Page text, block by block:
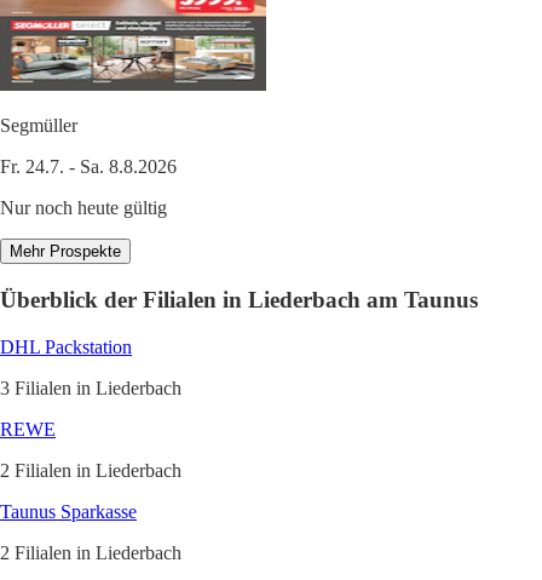
Segmüller
Fr. 24.7. - Sa. 8.8.2026
Nur noch heute gültig
Mehr Prospekte
Überblick der Filialen in Liederbach am Taunus
DHL Packstation
3 Filialen in Liederbach
REWE
2 Filialen in Liederbach
Taunus Sparkasse
2 Filialen in Liederbach